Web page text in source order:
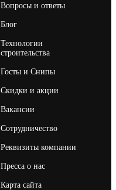
Вопросы и ответы
Блог
Технологии
строительства
Госты и Снипы
Скидки и акции
Вакансии
Сотрудничество
Реквизиты компании
Пресса о нас
Карта сайта